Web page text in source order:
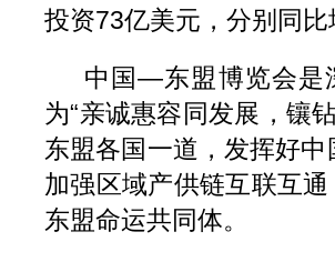
投资73亿美元，分别同
中国—东盟博览会是
为“亲诚惠容同发展，镶
东盟各国一道，发挥好
加强区域产供链互联互
东盟命运共同体。